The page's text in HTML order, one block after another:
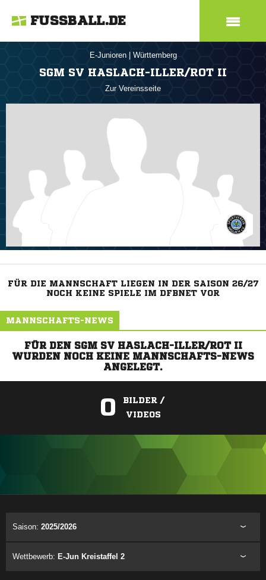
FUSSBALL.DE
E-Junioren Württemberg
SGM SV HASLACH-ILLER/ROT II
Zur Vereinsseite
FÜR DIE MANNSCHAFT LIEGEN IN DER SAISON 26/27
NOCH KEINE SPIELE IM DFBNET VOR
MANNSCHAFTS-NEWS
FÜR DEN SGM SV HASLACH-ILLER/ROT II
WURDEN NOCH KEINE MANNSCHAFTS-NEWS
ANGELEGT.
0
BILDER /
VIDEOS
Saison: 2025/2026
Wettbewerb: E-Jun Kreistaffel 2